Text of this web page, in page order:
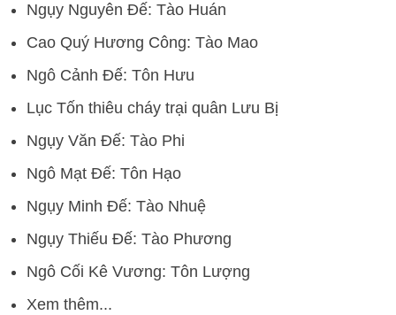
Ngụy Nguyên Đế: Tào Huán
Cao Quý Hương Công: Tào Mao
Ngô Cảnh Đế: Tôn Hưu
Lục Tốn thiêu cháy trại quân Lưu Bị
Ngụy Văn Đế: Tào Phi
Ngô Mạt Đế: Tôn Hạo
Ngụy Minh Đế: Tào Nhuệ
Ngụy Thiếu Đế: Tào Phương
Ngô Cối Kê Vương: Tôn Lượng
Xem thêm...